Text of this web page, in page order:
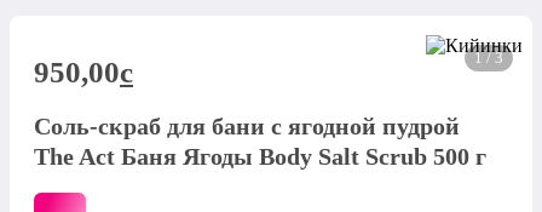
1 / 3
950,00c
Соль-скраб для бани с ягодной пудрой
The Act Баня Ягоды Body Salt Scrub 500 г